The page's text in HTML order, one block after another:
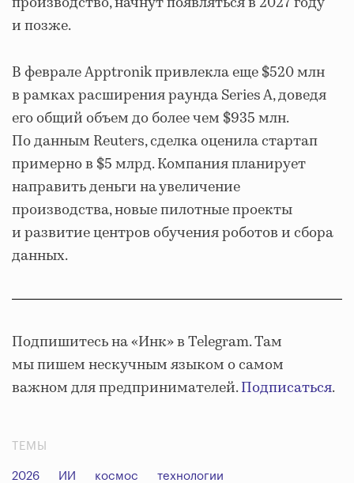
и позже.
В феврале Apptronik привлекла еще $520 млн
в рамках расширения раунда Series A, доведя
его общий объем до более чем $935 млн.
По данным Reuters, сделка оценила стартап
примерно в $5 млрд. Компания планирует
направить деньги на увеличение
производства, новые пилотные проекты
и развитие центров обучения роботов и сбора
данных.
Подпишитесь на «Инк» в Telegram. Там
мы пишем нескучным языком о самом
важном для предпринимателей.Подписаться.
ТЕМЫ
2026 ИИ космос технологии